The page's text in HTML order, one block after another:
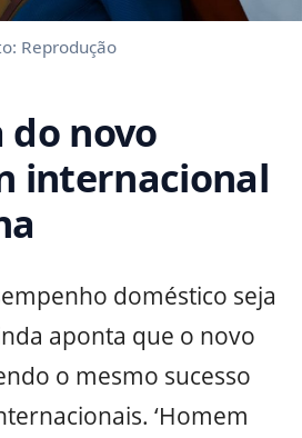
Reprodução
novo
internacional
doméstico seja
aponta que o novo
o mesmo sucesso
‘Homem